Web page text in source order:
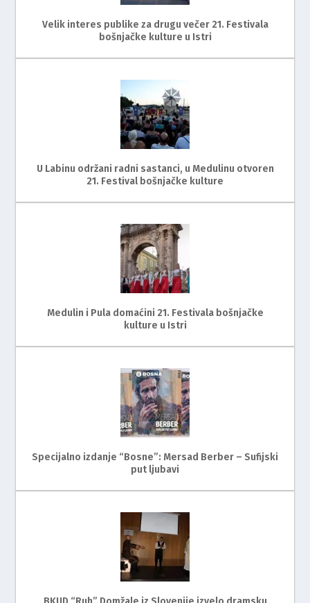
Velik interes publike za drugu večer 21. Festivala
bošnjačke kulture u Istri
U Labinu održani radni sastanci, u Medulinu otvoren
21. Festival bošnjačke kulture
Medulin i Pula domaćini 21. Festivala bošnjačke
kulture u Istri
Specijalno izdanje “Bosne”: Mersad Berber – Sufijski
put ljubavi